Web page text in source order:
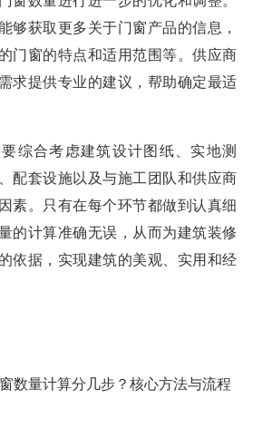
够获取更多关于门窗产品的信息，
门窗的特点和适用范围等。供应商
求提供专业的建议，帮助确定最适
综合考虑建筑设计图纸、实地测
配套设施以及与施工团队和供应商
素。只有在每个环节都做到认真细
的计算准确无误，从而为建筑装修
依据，实现建筑的美观、实用和经
数量计算分几步？核心方法与流程